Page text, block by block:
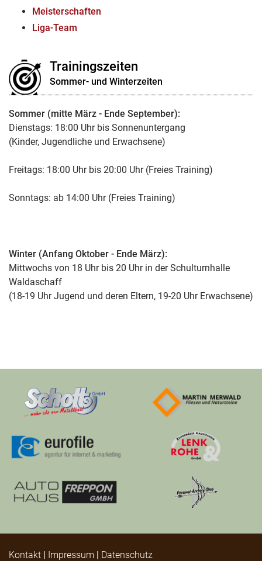
Meisterschaften
Liga-Team
Trainingszeiten
Sommer- und Winterzeiten
Sommer (mitte März - Ende September):
Dienstags: 18:00 Uhr bis Sonnenuntergang
(Kinder, Jugendliche und Erwachsene)
Freitags: 18:00 Uhr bis 20:00 Uhr (Freies Training)
Sonntags: ab 14:00 Uhr (Freies Training)
Winter (Anfang Oktober - Ende März):
Mittwochs von 18 Uhr bis 20 Uhr in der Schulturnhalle
Waldaschaff
(18-19 Uhr Jugend und deren Eltern, 19-20 Uhr Erwachsene)
Kontakt | Impressum | Datenschutz